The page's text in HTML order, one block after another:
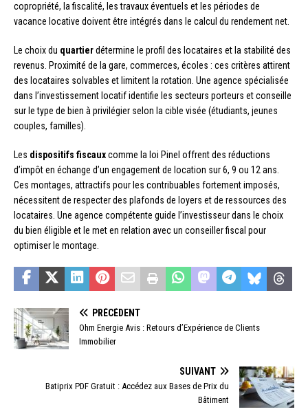
copropriété, la fiscalité, les travaux éventuels et les périodes de
vacance locative doivent être intégrés dans le calcul du rendement net.
Le choix du quartierdétermine le profil des locataires et la stabilité des
revenus. Proximité de la gare, commerces, écoles : ces critères attirent
des locataires solvables et limitent la rotation. Une agence spécialisée
dans l’investissement locatif identifie les secteurs porteurs et conseille
sur le type de bien à privilégier selon la cible visée (étudiants, jeunes
couples, familles).
Les dispositifs fiscauxcomme la loi Pinel offrent des réductions
d’impôt en échange d’un engagement de location sur 6, 9 ou 12 ans.
Ces montages, attractifs pour les contribuables fortement imposés,
nécessitent de respecter des plafonds de loyers et de ressources des
locataires. Une agence compétente guide l’investisseur dans le choix
du bien éligible et le met en relation avec un conseiller fiscal pour
optimiser le montage.
PRÉCÉDENT
Ohm Energie Avis : Retours d’Expérience de Clients
Immobilier
SUIVANT
Batiprix PDF Gratuit : Accédez aux Bases de Prix du
Bâtiment